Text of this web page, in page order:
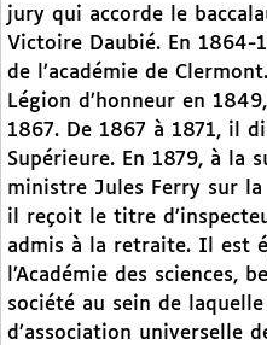
jury qui accorde le
Victoire Daubié. En
de l’académie de
Légion d’honneur en
1867. De 1867 à 1871, il
Supérieure. En 1879, à la
ministre Jules Ferry sur
il reçoit le titre
admis à la retraite. Il est
l’Académie des sciences,
société au sein de
d’association universelle